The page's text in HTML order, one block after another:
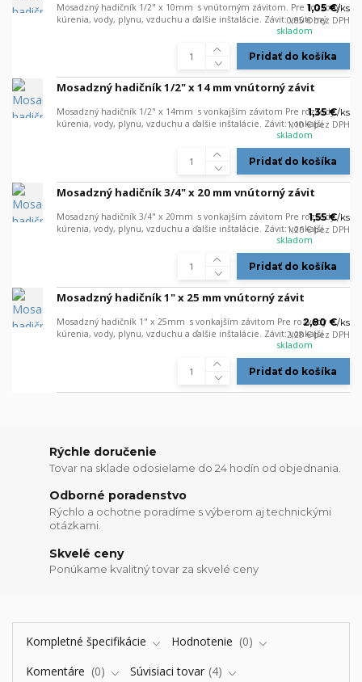
Mosadzný hadičník 1/2" x 10mm s vnútorným závitom. Pre rozvody
kúrenia, vody, plynu, vzduchu a ďalšie inštalácie. Závit: vnútorný
1,05 €/ks
0,85 €bez DPH
skladom
Pridať do košíka
Mosadzný hadičník 1/2" x 14 mm vnútorný závit
Mosadzný hadičník 1/2" x 14mm s vonkajším závitom Pre rozvody
kúrenia, vody, plynu, vzduchu a ďalšie inštalácie. Závit: vonkajší
1,35 €/ks
1,10 €bez DPH
skladom
Pridať do košíka
Mosadzný hadičník 3/4" x 20 mm vnútorný závit
Mosadzný hadičník 3/4" x 20mm s vonkajším závitom Pre rozvody
kúrenia, vody, plynu, vzduchu a ďalšie inštalácie. Závit: vonkajší
1,55 €/ks
1,26 €bez DPH
skladom
Pridať do košíka
Mosadzný hadičník 1" x 25 mm vnútorný závit
Mosadzný hadičník 1" x 25mm s vonkajším závitom Pre rozvody
kúrenia, vody, plynu, vzduchu a ďalšie inštalácie. Závit: vonkajší
2,80 €/ks
2,28 €bez DPH
skladom
Pridať do košíka
Rýchle doručenie
Tovar na sklade odosielame do 24 hodín od objednania.
Odborné poradenstvo
Rýchlo a ochotne poradíme s výberom aj technickými
otázkami.
Skvelé ceny
Ponúkame kvalitný tovar za skvelé ceny
Kompletné špecifikácie Hodnotenie
0
Komentáre
0 Súvisiaci tovar 4